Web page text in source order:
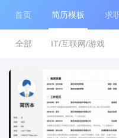
首页 简历模板 求
全部 IT/互联网/游戏